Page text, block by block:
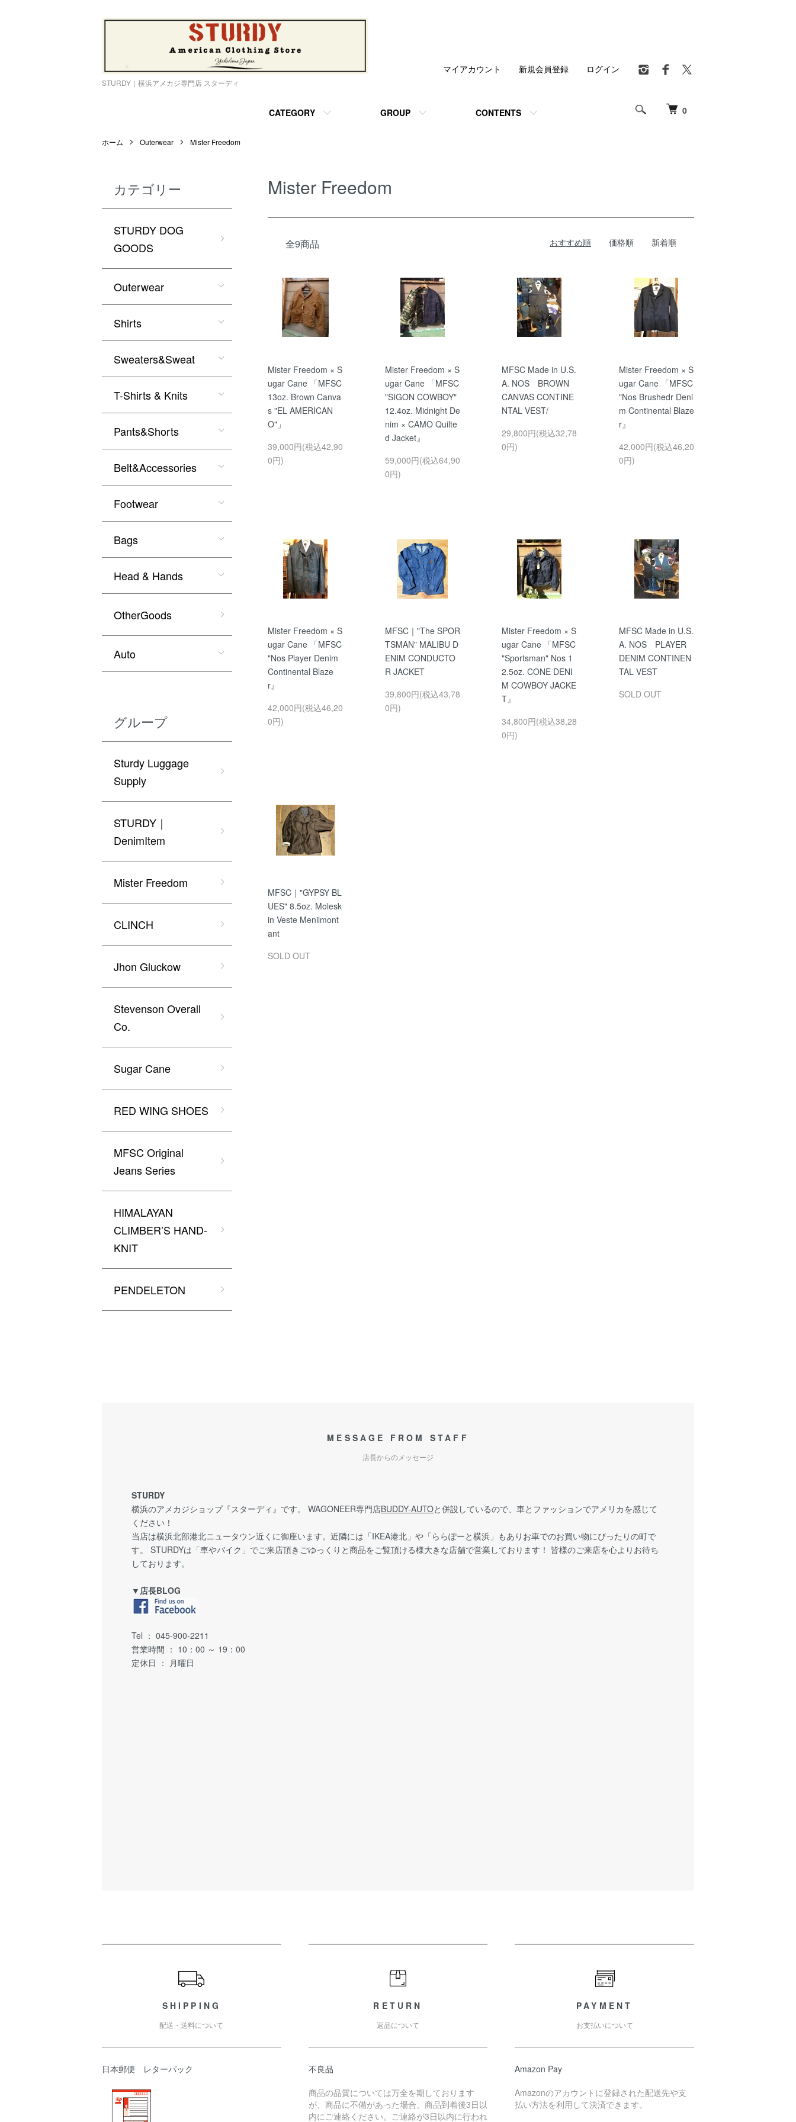
STURDY｜横浜アメカジ専門店 スターディ
0
CATEGORY GROUP CONTENTS
マイアカウント 新規会員登録 ログイン
ホーム Outerwear Mister Freedom
Mister Freedom
全9商品 おすすめ順 価格順 新着順
Mister Freedom × S
ugar Cane 「MFSC
13oz. Brown Canva
s "EL AMERICAN
O"」
39,000円(税込42,90
0円)
Mister Freedom × S
ugar Cane 「MFSC
"SIGON COWBOY"
12.4oz. Midnight De
nim × CAMO Quilte
d Jacket』
59,000円(税込64,90
0円)
MFSC Made in U.S.
A. NOS BROWN
CANVAS CONTINE
NTAL VEST/
29,800円(税込32,78
0円)
Mister Freedom × S
ugar Cane 「MFSC
"Nos Brushedr Deni
m Continental Blaze
r』
42,000円(税込46,20
0円)
Mister Freedom × S
ugar Cane 「MFSC
"Nos Player Denim
Continental Blaze
r』
42,000円(税込46,20
0円)
MFSC｜"The SPOR
TSMAN" MALIBU D
ENIM CONDUCTO
R JACKET
39,800円(税込43,78
0円)
Mister Freedom × S
ugar Cane 「MFSC
"Sportsman" Nos 1
2.5oz. CONE DENI
M COWBOY JACKE
T』
34,800円(税込38,28
0円)
MFSC Made in U.S.
A. NOS PLAYER
DENIM CONTINEN
TAL VEST
SOLD OUT
MFSC｜"GYPSY BL
UES" 8.5oz. Molesk
in Veste Menilmont
ant
SOLD OUT
カテゴリー
STURDY DOG
GOODS
Outerwear
Shirts
Sweaters&Sweat
T-Shirts & Knits
Pants&Shorts
Belt&Accessories
Footwear
Bags
Head & Hands
OtherGoods
Auto
グループ
Sturdy Luggage
Supply
STURDY｜
DenimItem
Mister Freedom
CLINCH
Jhon Gluckow
Stevenson Overall
Co.
Sugar Cane
RED WING SHOES
MFSC Original
Jeans Series
HIMALAYAN
CLIMBER’S HAND-
KNIT
PENDELETON
MESSAGE FROM STAFF
店長からのメッセージ
STURDY
横浜のアメカジショップ『スターディ』です。 WAGONEER専門店BUDDY-AUTOと併設しているので、車とファッションでアメリカを感じて
ください！
当店は横浜北部港北ニュータウン近くに御座います。近隣には「IKEA港北」や「ららぽーと横浜」もありお車でのお買い物にぴったりの町で
す。 STURDYは「車やバイク」でご来店頂きごゆっくりと商品をご覧頂ける様大きな店舗で営業しております！ 皆様のご来店を心よりお待ち
しております。
▼店長BLOG
Tel ： 045-900-2211
営業時間 ： 10：00 ～ 19：00
定休日 ： 月曜日
SHIPPING
配送・送料について
日本郵便 レターパック
RETURN
返品について
不良品
商品の品質については万全を期しております
が、商品に不備があった場合、商品到着後3日以
内にご連絡ください。ご連絡が3日以内に行われ
PAYMENT
お支払いについて
Amazon Pay
Amazonのアカウントに登録された配送先や支
払い方法を利用して決済できます。